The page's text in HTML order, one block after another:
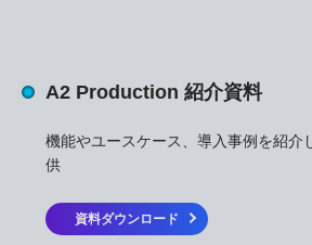
A2 Production 紹介資料
機能やユースケース、導入事例を紹介
供
資料ダウンロード